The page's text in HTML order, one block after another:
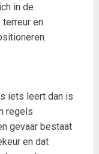
in de
en
iets leert dan is
regels
gevaar bestaat
en dat